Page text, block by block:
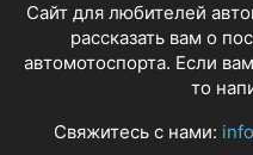
Сайт для любителей
рассказать вам о
автомотоспорта. Если
то
Свяжитесь с нами: